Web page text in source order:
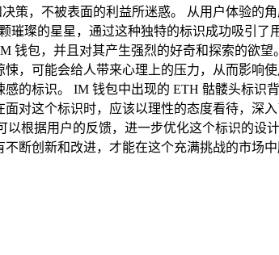
策，不被表面的利益所迷惑。 从用户体验的
璨的星星，通过这种独特的标识成功吸引了
包，并且对其产生强烈的好奇和探索的欲
，可能会给人带来心理上的压力，从而影响
的标识。 IM 钱包中出现的 ETH 骷髅头标识
对这个标识时，应该以理性的态度看待，深
根据用户的反馈，进一步优化这个标识的设
断创新和改进，才能在这个充满挑战的市场